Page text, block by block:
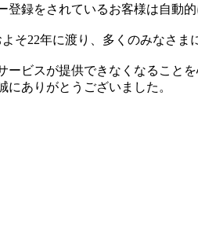
録をされているお客様は自動
そ22年に渡り、多くのみなさま
ービスが提供できなくなること
ありがとうございました。